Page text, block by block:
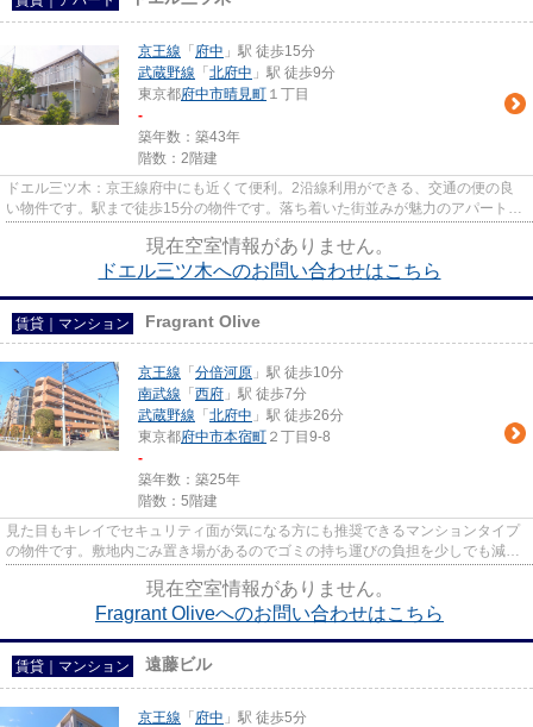
京王線 「 府中 」駅 徒歩15分
武蔵野線 「 北府中 」駅 徒歩9分
東京都府中市晴見町 １丁目
-
築年数：築43年
階数：2階建
ドエル三ツ木：京王線府中にも近くて便利。2沿線利用ができる、交通の便の良
い物件です。駅まで徒歩15分の物件です。落ち着いた街並みが魅力のアパートは
現在空室情報がありません。
ドエル三ツ木へのお問い合わせはこちら
賃貸｜マンション Fragrant Olive
京王線 「 分倍河原 」駅 徒歩10分
南武線 「 西府 」駅 徒歩7分
武蔵野線 「 北府中 」駅 徒歩26分
東京都府中市本宿町 ２丁目9-8
-
築年数：築25年
階数：5階建
見た目もキレイでセキュリティ面が気になる方にも推奨できるマンションタイプ
の物件です。敷地内ごみ置き場があるのでゴミの持ち運びの負担を少しでも減ら
現在空室情報がありません。
Fragrant Oliveへのお問い合わせはこちら
賃貸｜マンション 遠藤ビル
京王線 「 府中 」駅 徒歩5分